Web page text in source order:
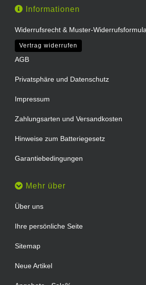
Informationen
Widerrufsrecht & Muster-
Vertrag widerrufen
AGB
Privatsphäre und Datenschutz
Impressum
Zahlungsarten und Versandkosten
Hinweise zum Batteriegesetz
Garantiebedingungen
Mehr über
Über uns
Ihre persönliche Seite
Sitemap
Neue Artikel